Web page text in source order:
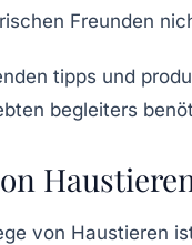
Freunden
von Haustieren